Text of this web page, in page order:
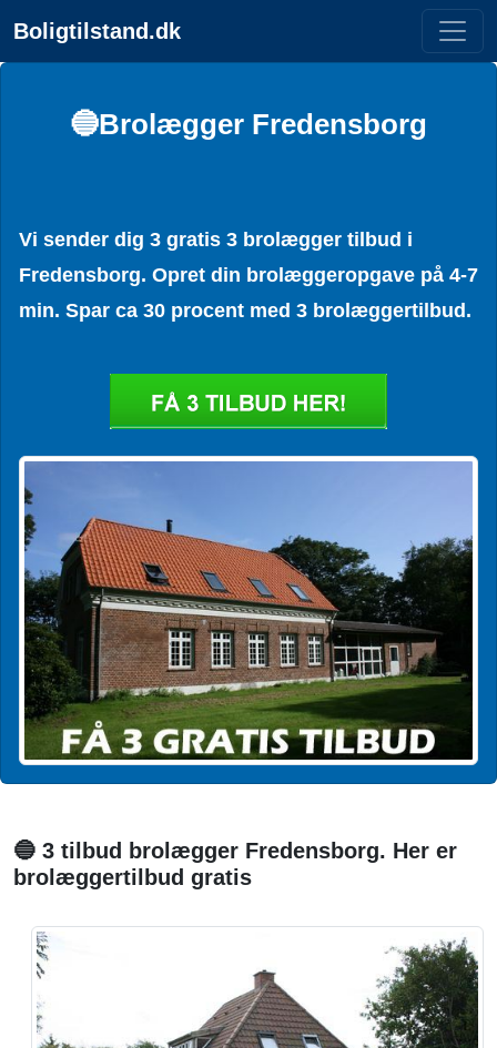
Boligtilstand.dk
🔵Brolægger Fredensborg
Vi sender dig 3 gratis 3 brolægger tilbud i
Fredensborg. Opret din brolæggeropgave på 4-7
min. Spar ca 30 procent med 3 brolæggertilbud.
🔵 3 tilbud brolægger Fredensborg. Her er
brolæggertilbud gratis